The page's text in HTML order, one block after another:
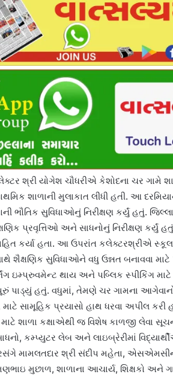
શ્રી યોગેશ ચૌધરીએ કેશોદના ચર ગામે
શાળાની મુલાકાત લીધી હતી. આ
ભૌતિક સુવિધાઓનું નિરીક્ષણ કર્યું હતું.
પ્રવૃત્તિઓ અને સાધનોનું નિરીક્ષણ કર્યું
કર્યા હતા. આ ઉપરાંત કલેક્ટરશ્રીએ
શૈક્ષણિક સુવિધાઓને વધુ ઉન્નત બનાવવા માટે
ઇમ્પ્રુવમેન્ટ થાય અને પબ્લિક સ્પીકિંગ
પાડ્યું હતું. વધુમાં, તેમણે ચર ગામના
સામૂહિક પ્રયાસો હાથ ધરવા અપીલ
શાળા કક્ષાએથી જ વિશેષ કાળજી લેવા
કમ્પ્યુટર લેબ અને લાઇબ્રેરીમાં
મામલતદાર શ્રી સંદીપ મહેતા,
મુછાળ, શાળાના આચાર્ય, શિક્ષકો અને